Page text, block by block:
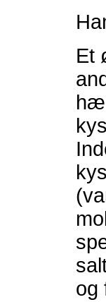
Et
og